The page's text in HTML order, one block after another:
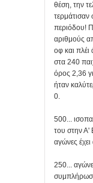
θέση, την
περιόδου!
αριθμούς
οφ και
στα 240
όρος 2,36
ήταν
0.
500...
του στην Α'
αγώνες
250...